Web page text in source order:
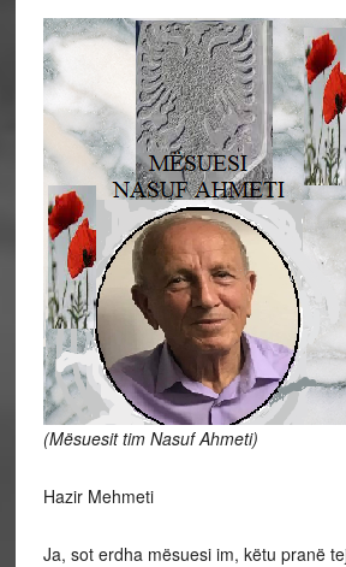
(Mësuesit tim Nasuf Ahmeti)
Hazir Mehmeti
Ja, sot erdha mësuesi im, këtu pranë